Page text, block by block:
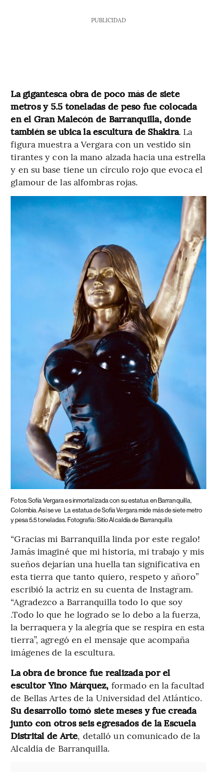
PUBLICIDAD
La gigantesca obra de poco más de siete
metros y 5.5 toneladas de peso fue colocada
en el Gran Malecón de Barranquilla, donde
también se ubica la escultura de Shakira. La
figura muestra a Vergara con un vestido sin
tirantes y con la mano alzada hacia una estrella
y en su base tiene un círculo rojo que evoca el
glamour de las alfombras rojas.
Fotos: Sofía Vergara es inmortalizada con su estatua en Barranquilla,
Colombia. Así se ve La estatua de Sofía Vergara mide más de siete metro
y pesa 5.5 toneladas. Fotografía: Sitio Alcaldía de Barranquilla
“Gracias mi Barranquilla linda por este regalo!
Jamás imaginé que mi historia, mi trabajo y mis
sueños dejarían una huella tan significativa en
esta tierra que tanto quiero, respeto y añoro”
escribió la actriz en su cuenta de Instagram.
“Agradezco a Barranquilla todo lo que soy
.Todo lo que he logrado se lo debo a la fuerza,
la berraquera y la alegría que se respira en esta
tierra”, agregó en el mensaje que acompaña
imágenes de la escultura.
La obra de bronce fue realizada por el
escultor Yino Márquez, formado en la facultad
de Bellas Artes de la Universidad del Atlántico.
Su desarrollo tomó siete meses y fue creada
junto con otros seis egresados de la Escuela
Distrital de Arte, detalló un comunicado de la
Alcaldía de Barranquilla.